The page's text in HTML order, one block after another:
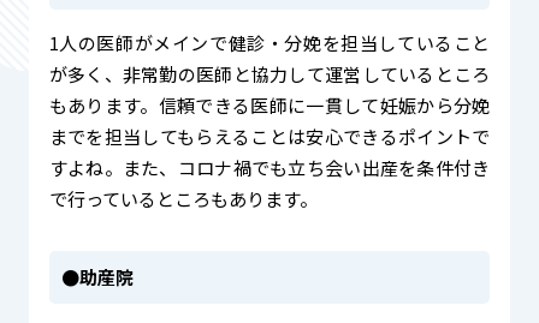
1人の医師がメインで健診・分娩を担当していること
が多く、非常勤の医師と協力して運営しているところ
もあります。信頼できる医師に一貫して妊娠から分娩
までを担当してもらえることは安心できるポイントで
すよね。また、コロナ禍でも立ち会い出産を条件付き
で行っているところもあります。
●助産院